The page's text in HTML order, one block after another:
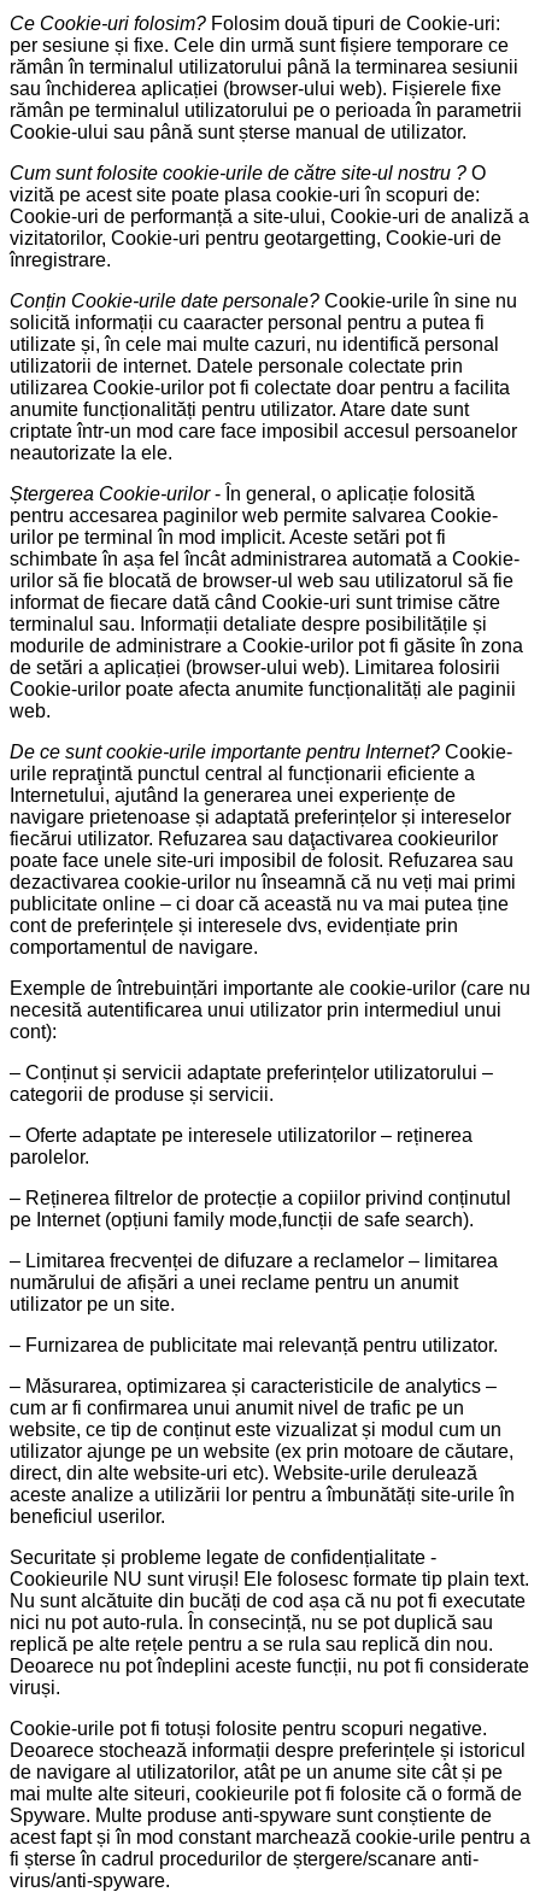
Ce Cookie-uri folosim? Folosim două tipuri de Cookie-uri:
per sesiune și fixe. Cele din urmă sunt fișiere temporare ce
rămân în terminalul utilizatorului până la terminarea sesiunii
sau închiderea aplicației (browser-ului web). Fișierele fixe
rămân pe terminalul utilizatorului pe o perioada în parametrii
Cookie-ului sau până sunt șterse manual de utilizator.
Cum sunt folosite cookie-urile de către site-ul nostru ? O
vizită pe acest site poate plasa cookie-uri în scopuri de:
Cookie-uri de performanță a site-ului, Cookie-uri de analiză a
vizitatorilor, Cookie-uri pentru geotargetting, Cookie-uri de
înregistrare.
Conțin Cookie-urile date personale? Cookie-urile în sine nu
solicită informații cu caaracter personal pentru a putea fi
utilizate și, în cele mai multe cazuri, nu identifică personal
utilizatorii de internet. Datele personale colectate prin
utilizarea Cookie-urilor pot fi colectate doar pentru a facilita
anumite funcționalități pentru utilizator. Atare date sunt
criptate într-un mod care face imposibil accesul persoanelor
neautorizate la ele.
Ștergerea Cookie-urilor- În general, o aplicație folosită
pentru accesarea paginilor web permite salvarea Cookie-
urilor pe terminal în mod implicit. Aceste setări pot fi
schimbate în așa fel încât administrarea automată a Cookie-
urilor să fie blocată de browser-ul web sau utilizatorul să fie
informat de fiecare dată când Cookie-uri sunt trimise către
terminalul sau. Informații detaliate despre posibilitățile și
modurile de administrare a Cookie-urilor pot fi găsite în zona
de setări a aplicației (browser-ului web). Limitarea folosirii
Cookie-urilor poate afecta anumite funcționalități ale paginii
web.
De ce sunt cookie-urile importante pentru Internet? Cookie-
urile repraţintă punctul central al funcționarii eficiente a
Internetului, ajutând la generarea unei experiențe de
navigare prietenoase și adaptată preferințelor și intereselor
fiecărui utilizator. Refuzarea sau daţactivarea cookieurilor
poate face unele site-uri imposibil de folosit. Refuzarea sau
dezactivarea cookie-urilor nu înseamnă că nu veți mai primi
publicitate online – ci doar că această nu va mai putea ține
cont de preferințele și interesele dvs, evidențiate prin
comportamentul de navigare.
Exemple de întrebuințări importante ale cookie-urilor (care nu
necesită autentificarea unui utilizator prin intermediul unui
cont):
– Conținut și servicii adaptate preferințelor utilizatorului –
categorii de produse și servicii.
– Oferte adaptate pe interesele utilizatorilor – reținerea
parolelor.
– Reținerea filtrelor de protecție a copiilor privind conținutul
pe Internet (opțiuni family mode,funcții de safe search).
– Limitarea frecvenței de difuzare a reclamelor – limitarea
numărului de afișări a unei reclame pentru un anumit
utilizator pe un site.
– Furnizarea de publicitate mai relevanță pentru utilizator.
– Măsurarea, optimizarea și caracteristicile de analytics –
cum ar fi confirmarea unui anumit nivel de trafic pe un
website, ce tip de conținut este vizualizat și modul cum un
utilizator ajunge pe un website (ex prin motoare de căutare,
direct, din alte website-uri etc). Website-urile derulează
aceste analize a utilizării lor pentru a îmbunătăți site-urile în
beneficiul userilor.
Securitate și probleme legate de confidențialitate -
Cookieurile NU sunt viruși! Ele folosesc formate tip plain text.
Nu sunt alcătuite din bucăți de cod așa că nu pot fi executate
nici nu pot auto-rula. În consecință, nu se pot duplică sau
replică pe alte rețele pentru a se rula sau replică din nou.
Deoarece nu pot îndeplini aceste funcții, nu pot fi considerate
viruși.
Cookie-urile pot fi totuși folosite pentru scopuri negative.
Deoarece stochează informații despre preferințele și istoricul
de navigare al utilizatorilor, atât pe un anume site cât și pe
mai multe alte siteuri, cookieurile pot fi folosite că o formă de
Spyware. Multe produse anti-spyware sunt conștiente de
acest fapt și în mod constant marchează cookie-urile pentru a
fi șterse în cadrul procedurilor de ștergere/scanare anti-
virus/anti-spyware.